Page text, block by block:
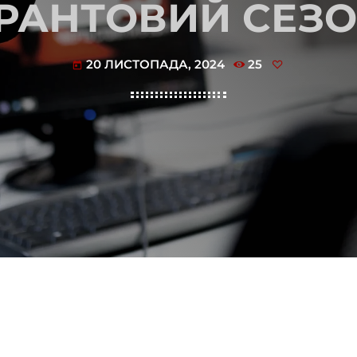
today 20 ЛИСТОПАДА, 2024 25